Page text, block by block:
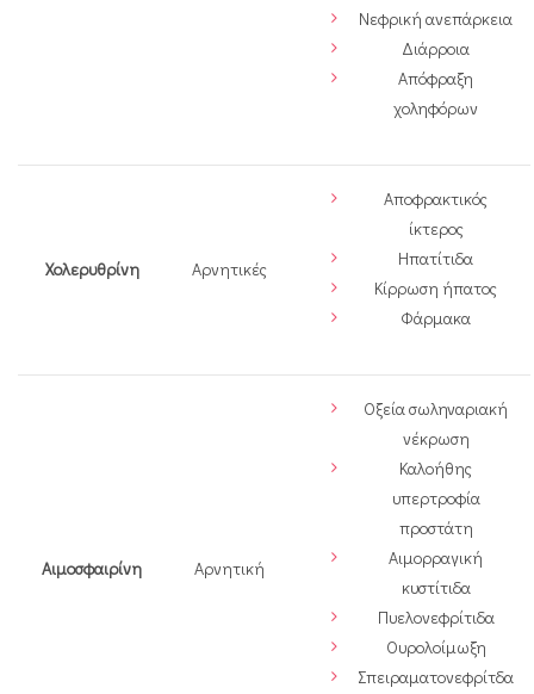
Νεφρική ανεπάρκεια
Διάρροια
Απόφραξη
χοληφόρων
Χολερυθρίνη Αρνητικές
Αποφρακτικός
ίκτερος
Ηπατίτιδα
Κίρρωση ήπατος
Φάρμακα
Αιμοσφαιρίνη Αρνητική
Οξεία σωληναριακή
νέκρωση
Καλοήθης
υπερτροφία
προστάτη
Αιμορραγική
κυστίτιδα
Πυελονεφρίτιδα
Ουρολοίμωξη
Σπειραματονεφρίτδα